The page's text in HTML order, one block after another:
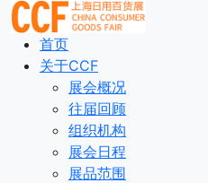
首页
关于CCF
展会概况
往届回顾
组织机构
展会日程
展品范围